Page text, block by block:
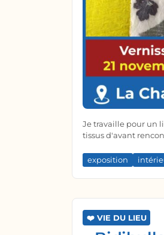
Je travaille pour un
tissus d'avant
exposition
❤️ VIE DU LIEU